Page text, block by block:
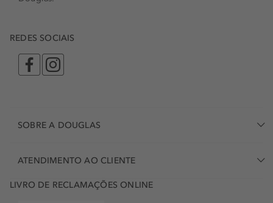
REDES SOCIAIS
SOBRE A DOUGLAS
ATENDIMENTO AO CLIENTE
LIVRO DE RECLAMAÇÕES ONLINE